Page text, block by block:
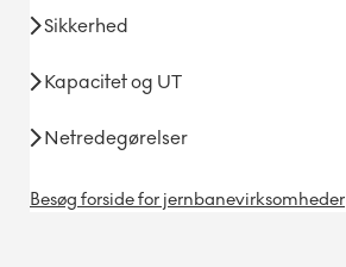
Sikkerhed
Kapacitet og UT
Netredegørelser
Besøg forside for jernbanevirksomheder